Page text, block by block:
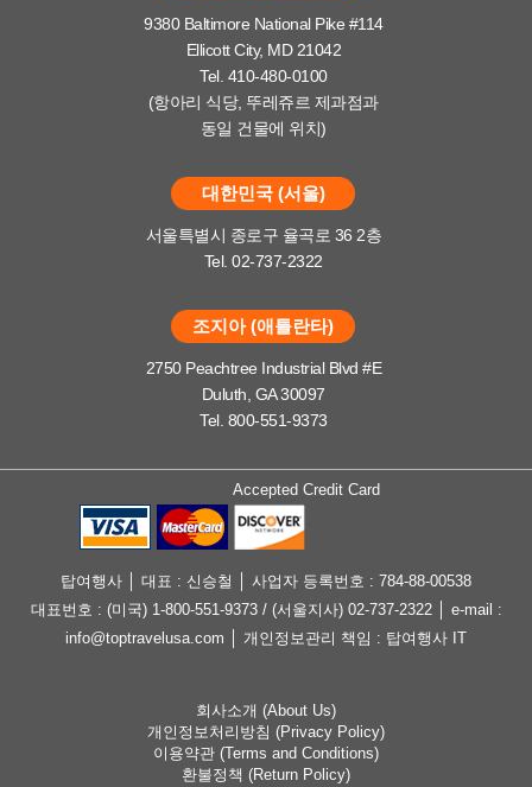
9380 Baltimore National Pike #114
Ellicott City, MD 21042
Tel. 410-480-0100
(항아리 식당, 뚜레쥬르 제과점과
동일 건물에 위치)
대한민국 (서울)
서울특별시 종로구 율곡로 36 2층
Tel. 02-737-2322
조지아 (애틀란타)
2750 Peachtree Industrial Blvd #E
Duluth, GA 30097
Tel. 800-551-9373
Accepted Credit Card
탑여행사 │ 대표 : 신승철 │ 사업자 등록번호 : 784-88-00538
대표번호 : (미국) 1-800-551-9373 / (서울지사) 02-737-2322 │ e-mail :
info@toptravelusa.com │ 개인정보관리 책임 : 탑여행사 IT
회사소개 (About Us)
개인정보처리방침 (Privacy Policy)
이용약관 (Terms and Conditions)
환불정책 (Return Policy)